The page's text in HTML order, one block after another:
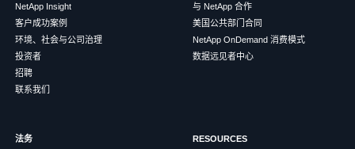
NetApp Insight
客户成功案例
环境、社会与公司治理
投资者
招聘
联系我们
与 NetApp 合作
美国公共部门合同
NetApp OnDemand 消费模式
数据远见者中心
法务
RESOURCES